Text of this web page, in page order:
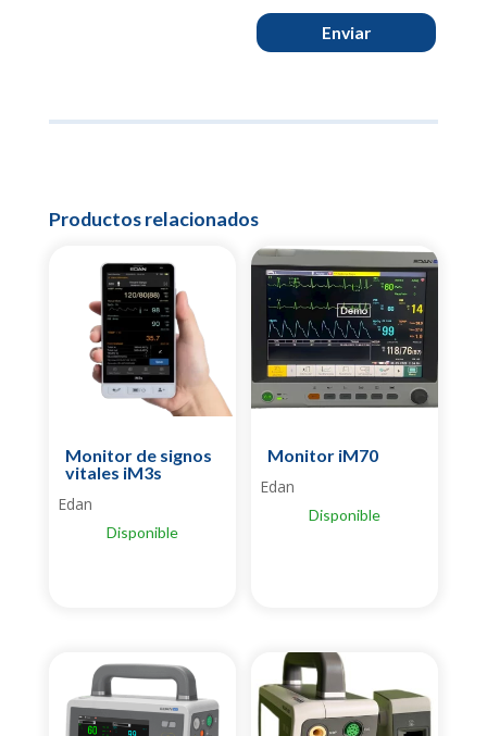
Enviar
Productos relacionados
Monitor de signos
vitales iM3s
Edan
Disponible
Monitor iM70
Edan
Disponible